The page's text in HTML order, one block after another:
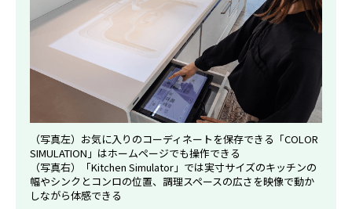
（写真左）お気に入りのコーディネートを保存できる「COLOR
SIMULATION」はホームページでも操作できる
（写真右）「Kitchen Simulator」では実寸サイズのキッチンの
幅やシンクとコンロの位置、調理スペースの広さを映像で動か
しながら体感できる